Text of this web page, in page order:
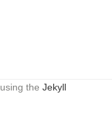
using theJekyll